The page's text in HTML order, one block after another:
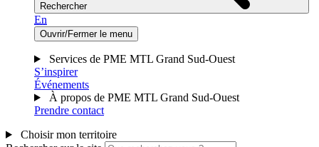
Rechercher
En
Ouvrir/Fermer le menu
Services de PME MTL Grand Sud-Ouest
S’inspirer
Événements
À propos de PME MTL Grand Sud-Ouest
Prendre contact
Choisir mon territoire